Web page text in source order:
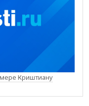
Криштиану